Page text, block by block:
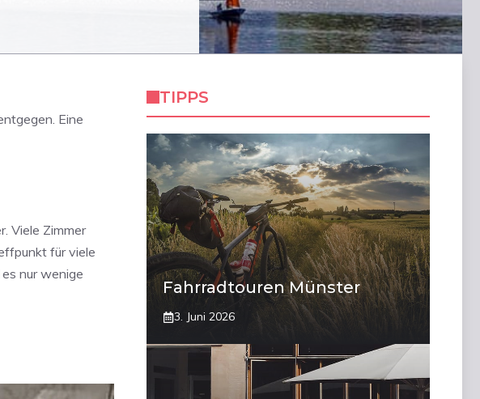
Eine
Viele Zimmer
für viele
nur wenige
TIPPS
Fahrradtouren Münster
3. Juni 2026